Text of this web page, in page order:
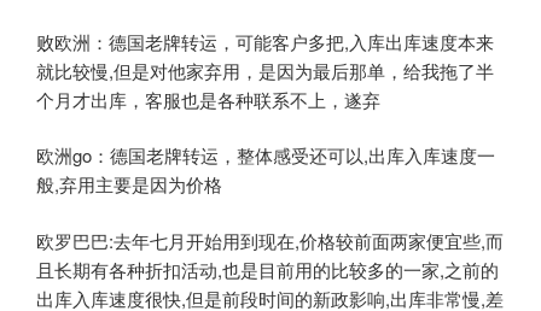
败欧洲：德国老牌转运，可能客户多把,入库出库速度本来
就比较慢,但是对他家弃用，是因为最后那单，给我拖了半
个月才出库，客服也是各种联系不上，遂弃
欧洲go：德国老牌转运，整体感受还可以,出库入库速度一
般,弃用主要是因为价格
欧罗巴巴:去年七月开始用到现在,价格较前面两家便宜些,而
且长期有各种折扣活动,也是目前用的比较多的一家,之前的
出库入库速度很快,但是前段时间的新政影响,出库非常慢,差